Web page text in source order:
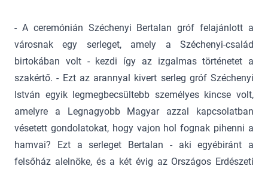
- A ceremónián Széchenyi Bertalan gróf felajánlott a
városnak egy serleget, amely a Széchenyi-család
birtokában volt - kezdi így az izgalmas történetet a
szakértő. - Ezt az arannyal kivert serleg gróf Széchenyi
István egyik legmegbecsültebb személyes kincse volt,
amelyre a Legnagyobb Magyar azzal kapcsolatban
vésetett gondolatokat, hogy vajon hol fognak pihenni a
hamvai? Ezt a serleget Bertalan - aki egyébiránt a
felsőház alelnöke, és a két évig az Országos Erdészeti